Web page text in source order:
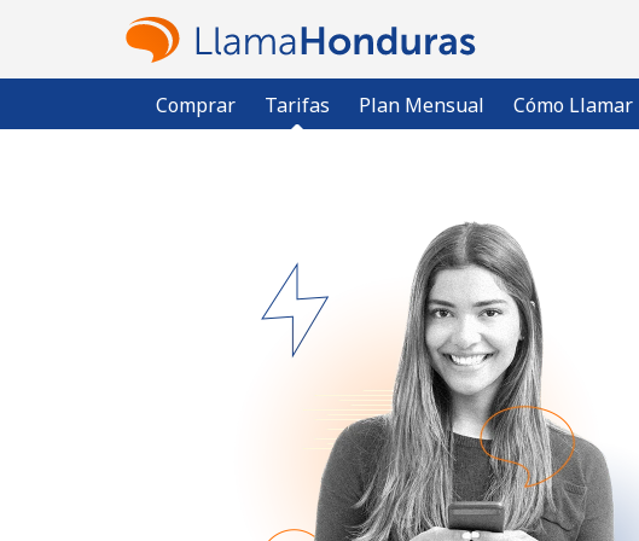
Comprar Tarifas Plan Mensual Cómo Llamar